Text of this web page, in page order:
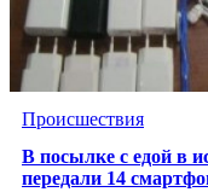
Происшествия
В посылке с едой в
передали 14